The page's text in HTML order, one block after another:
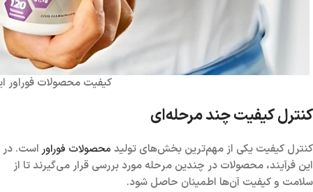
کیفیت محصولات فوراور
کنترل کیفیت چند مرحله‌ای
کنترل کیفیت یکی از مهم‌ترین بخش‌های تولید محصولات فوراور است. در
این فرآیند، محصولات در چندین مرحله مورد بررسی قرار می‌گیرند تا از
سلامت و کیفیت آن‌ها اطمینان حاصل شود.